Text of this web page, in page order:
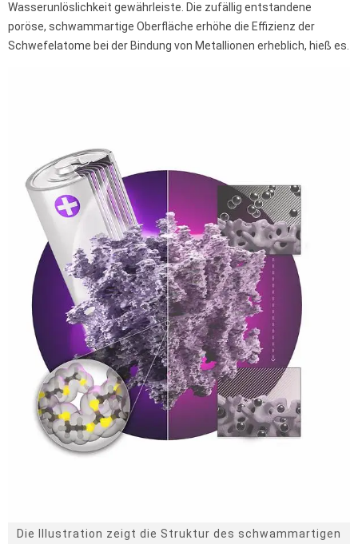
Wasserunlöslichkeit gewährleiste. Die zufällig entstandene
poröse, schwammartige Oberfläche erhöhe die Effizienz der
Schwefelatome bei der Bindung von Metallionen erheblich, hieß es.
Die Illustration zeigt die Struktur des schwammartigen